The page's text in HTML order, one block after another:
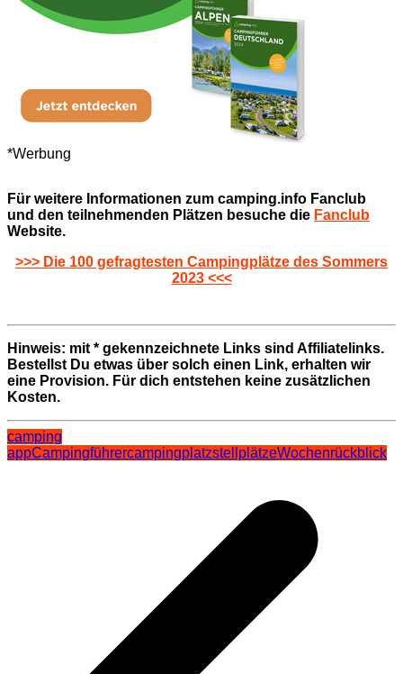
*Werbung
Für weitere Informationen zum camping.info Fanclub
und den teilnehmenden Plätzen besuche die Fanclub
Website.
>>> Die 100 gefragtesten Campingplätze des Sommers
2023 <<<
Hinweis: mit * gekennzeichnete Links sind Affiliatelinks.
Bestellst Du etwas über solch einen Link, erhalten wir
eine Provision. Für dich entstehen keine zusätzlichen
Kosten.
camping
appCampingführercampingplatzstellplätzeWochenrückblick